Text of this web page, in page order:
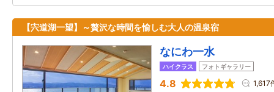
【宍道湖一望】～贅沢な時間を愉しむ大人の温泉宿
なにわ一水
ハイクラス フォトギャラリー
4.8 1,617